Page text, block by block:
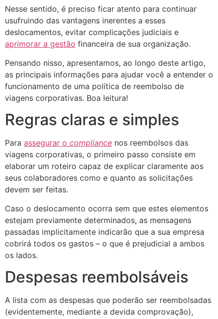
Nesse sentido, é preciso ficar atento para continuar
usufruindo das vantagens inerentes a esses
deslocamentos, evitar complicações judiciais e
aprimorar a gestão financeira de sua organização.
Pensando nisso, apresentamos, ao longo deste artigo,
as principais informações para ajudar você a entender o
funcionamento de uma política de reembolso de
viagens corporativas. Boa leitura!
Regras claras e simples
Para assegurar o compliance nos reembolsos das
viagens corporativas, o primeiro passo consiste em
elaborar um roteiro capaz de explicar claramente aos
seus colaboradores como e quanto as solicitações
devem ser feitas.
Caso o deslocamento ocorra sem que estes elementos
estejam previamente determinados, as mensagens
passadas implicitamente indicarão que a sua empresa
cobrirá todos os gastos – o que é prejudicial a ambos
os lados.
Despesas reembolsáveis
A lista com as despesas que poderão ser reembolsadas
(evidentemente, mediante a devida comprovação),